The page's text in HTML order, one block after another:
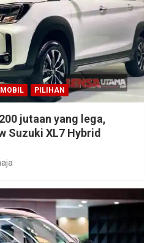
MOBIL PILIHAN
jutaan yang lega,
Suzuki XL7 Hybrid